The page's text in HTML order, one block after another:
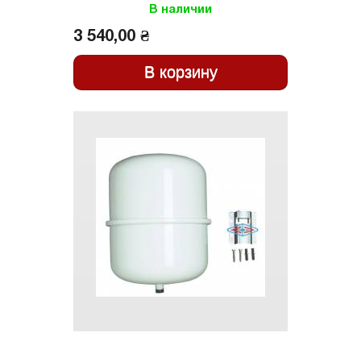
3 540,00 ₴
В наличии
КОМПЛЕКТА ДЛЯ
ПЛОСКОЙ КРОВЛИ